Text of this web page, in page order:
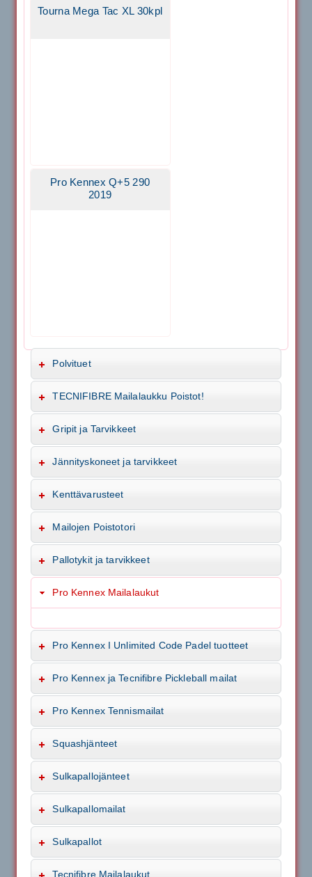
Tourna Mega Tac XL 30kpl
Pro Kennex Q+5 290
2019
Polvituet
TECNIFIBRE Mailalaukku Poistot!
Gripit ja Tarvikkeet
Jännityskoneet ja tarvikkeet
Kenttävarusteet
Mailojen Poistotori
Pallotykit ja tarvikkeet
Pro Kennex Mailalaukut
Pro Kennex I Unlimited Code Padel tuotteet
Pro Kennex ja Tecnifibre Pickleball mailat
Pro Kennex Tennismailat
Squashjänteet
Sulkapallojänteet
Sulkapallomailat
Sulkapallot
Tecnifibre Mailalaukut